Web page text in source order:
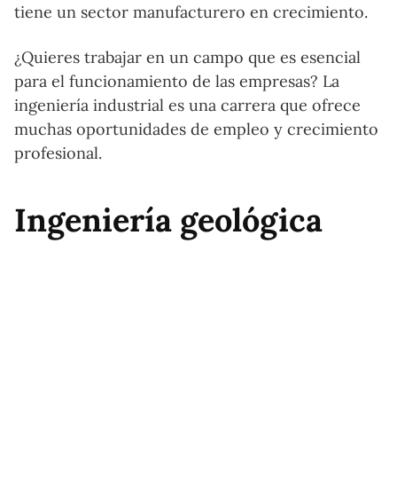
tiene un sector manufacturero en crecimiento.
¿Quieres trabajar en un campo que es esencial
para el funcionamiento de las empresas? La
ingeniería industrial es una carrera que ofrece
muchas oportunidades de empleo y crecimiento
profesional.
Ingeniería geológica